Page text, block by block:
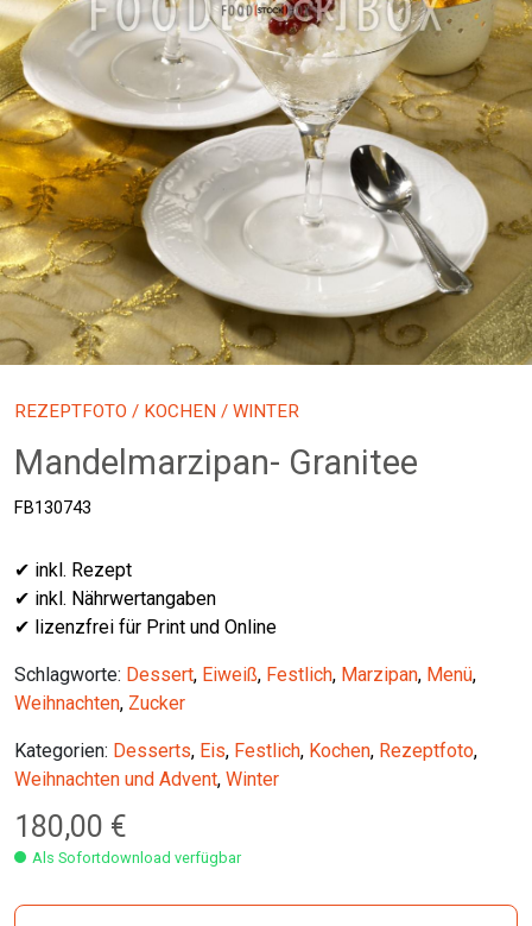
REZEPTFOTO / KOCHEN / WINTER
Mandelmarzipan- Granitee
FB130743
✔ inkl. Rezept
✔ inkl. Nährwertangaben
✔ lizenzfrei für Print und Online
Schlagworte: Dessert, Eiweiß, Festlich, Marzipan, Menü,
Weihnachten, Zucker
Kategorien: Desserts, Eis, Festlich, Kochen, Rezeptfoto,
Weihnachten und Advent, Winter
180,00 €
Als Sofortdownload verfügbar